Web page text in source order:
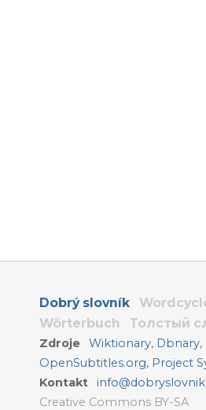
Dobrý slovník
Wörterbuch
Толстый
Zdroje Wiktionary, Dbnary,
OpenSubtitles.org, Project
Kontakt
Creative Commons BY-SA